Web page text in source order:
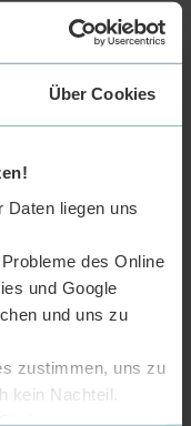
Über Cookies
Daten liegen uns
des Online
und Google
und uns zu
zustimmen, uns zu
kein Nachteil.
Frankreich und